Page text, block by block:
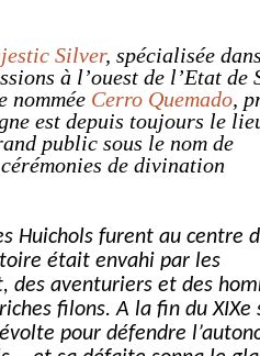
Silver, spécialisée
à l’ouest de l’Etat de
nommée Cerro Quemado,
est depuis toujours le
public sous le nom de
de divination
Huichols furent au centre
était envahi par les
des aventuriers et des
filons. A la fin du XIXe
pour défendre